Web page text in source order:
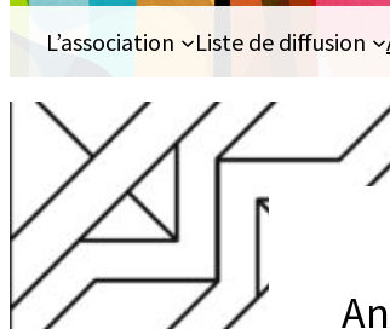
L’association Liste de diffusion